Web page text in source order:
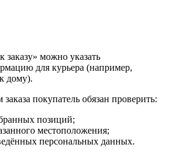
можно указать
для курьера (например,
дому).
покупатель обязан проверить:
позиций;
местоположения;
персональных данных.